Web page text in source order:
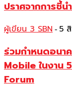
ปราศจากการชี้
ผู้เขียน 3 SBN - 5
ร่วมกำหนดอนา
Mobile ในงาน
Forum